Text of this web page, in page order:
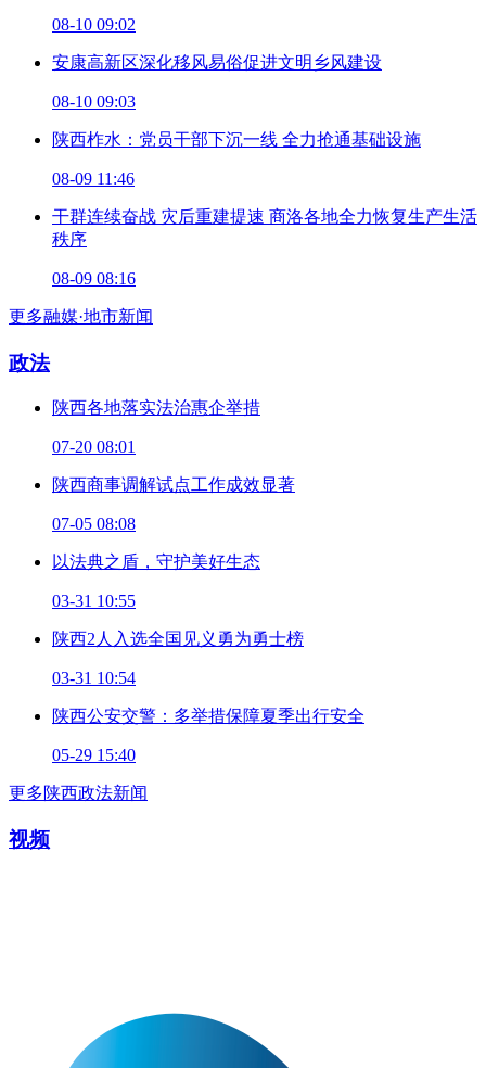
08-10 09:02
安康高新区深化移风易俗促进文明乡风建设
08-10 09:03
陕西柞水：党员干部下沉一线 全力抢通基础设施
08-09 11:46
干群连续奋战 灾后重建提速 商洛各地全力恢复生产生活
秩序
08-09 08:16
更多融媒·地市新闻
政法
陕西各地落实法治惠企举措
07-20 08:01
陕西商事调解试点工作成效显著
07-05 08:08
以法典之盾，守护美好生态
03-31 10:55
陕西2人入选全国见义勇为勇士榜
03-31 10:54
陕西公安交警：多举措保障夏季出行安全
05-29 15:40
更多陕西政法新闻
视频